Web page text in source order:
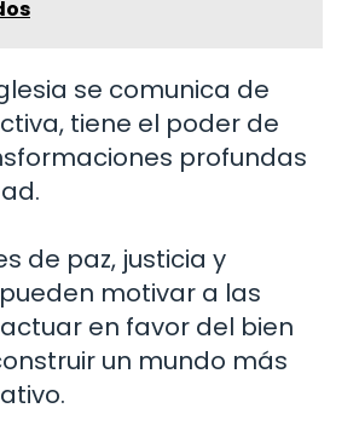
se comunica de
tiene el poder de
profundas
de paz, justicia y
motivar a las
en favor del bien
un mundo más